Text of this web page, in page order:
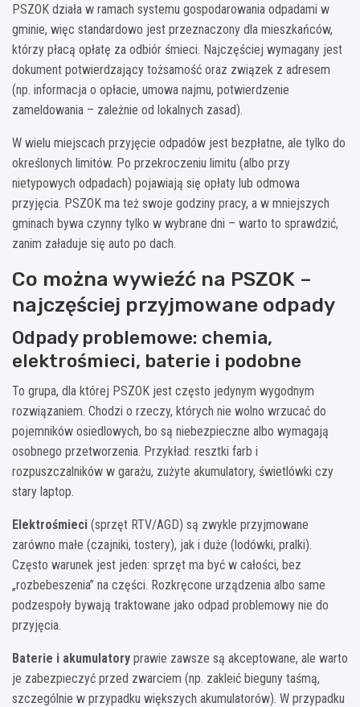
PSZOK działa w ramach systemu gospodarowania odpadami w
gminie, więc standardowo jest przeznaczony dla mieszkańców,
którzy płacą opłatę za odbiór śmieci. Najczęściej wymagany jest
dokument potwierdzający tożsamość oraz związek z adresem
(np. informacja o opłacie, umowa najmu, potwierdzenie
zameldowania – zależnie od lokalnych zasad).
W wielu miejscach przyjęcie odpadów jest bezpłatne, ale tylko do
określonych limitów. Po przekroczeniu limitu (albo przy
nietypowych odpadach) pojawiają się opłaty lub odmowa
przyjęcia. PSZOK ma też swoje godziny pracy, a w mniejszych
gminach bywa czynny tylko w wybrane dni – warto to sprawdzić,
zanim załaduje się auto po dach.
Co można wywieźć na PSZOK –
najczęściej przyjmowane odpady
Odpady problemowe: chemia,
elektrośmieci, baterie i podobne
To grupa, dla której PSZOK jest często jedynym wygodnym
rozwiązaniem. Chodzi o rzeczy, których nie wolno wrzucać do
pojemników osiedlowych, bo są niebezpieczne albo wymagają
osobnego przetworzenia. Przykład: resztki farb i
rozpuszczalników w garażu, zużyte akumulatory, świetlówki czy
stary laptop.
Elektrośmieci (sprzęt RTV/AGD) są zwykle przyjmowane
zarówno małe (czajniki, tostery), jak i duże (lodówki, pralki).
Często warunek jest jeden: sprzęt ma być w całości, bez
„rozbebeszenia” na części. Rozkręcone urządzenia albo same
podzespoły bywają traktowane jako odpad problemowy nie do
przyjęcia.
Baterie i akumulatory prawie zawsze są akceptowane, ale warto
je zabezpieczyć przed zwarciem (np. zakleić bieguny taśmą,
szczególnie w przypadku większych akumulatorów). W przypadku